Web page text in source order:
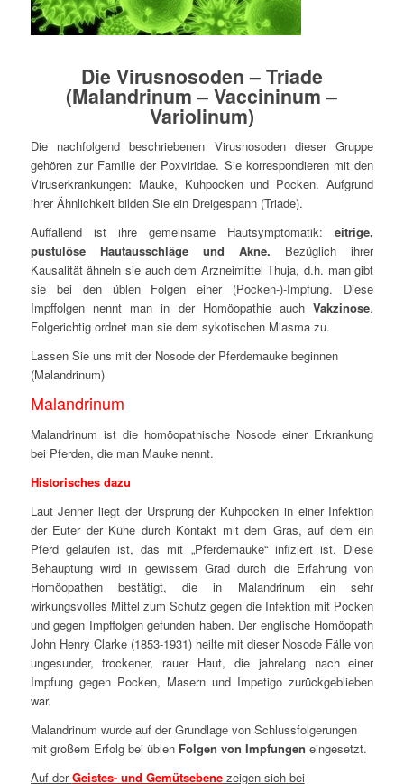
Die Virusnosoden – Triade
(Malandrinum – Vaccininum –
Variolinum)
Die nachfolgend beschriebenen Virusnosoden dieser Gruppe
gehören zur Familie der Poxviridae. Sie korrespondieren mit den
Viruserkrankungen: Mauke, Kuhpocken und Pocken. Aufgrund
ihrer Ähnlichkeit bilden Sie ein Dreigespann (Triade).
Auffallend ist ihre gemeinsame Hautsymptomatik:eitrige,
pustulöse Hautausschläge und Akne. Bezüglich ihrer
Kausalität ähneln sie auch dem Arzneimittel Thuja, d.h. man gibt
sie bei den üblen Folgen einer (Pocken-)-Impfung. Diese
Impffolgen nennt man in der Homöopathie auchVakzinose.
Folgerichtig ordnet man sie dem sykotischen Miasma zu.
Lassen Sie uns mit der Nosode der Pferdemauke beginnen
(Malandrinum)
Malandrinum
Malandrinum ist die homöopathische Nosode einer Erkrankung
bei Pferden, die man Mauke nennt.
Historisches dazu
Laut Jenner liegt der Ursprung der Kuhpocken in einer Infektion
der Euter der Kühe durch Kontakt mit dem Gras, auf dem ein
Pferd gelaufen ist, das mit „Pferdemauke“ infiziert ist. Diese
Behauptung wird in gewissem Grad durch die Erfahrung von
Homöopathen bestätigt, die in Malandrinum ein sehr
wirkungsvolles Mittel zum Schutz gegen die Infektion mit Pocken
und gegen Impffolgen gefunden haben. Der englische Homöopath
John Henry Clarke (1853-1931) heilte mit dieser Nosode Fälle von
ungesunder, trockener, rauer Haut, die jahrelang nach einer
Impfung gegen Pocken, Masern und Impetigo zurückgeblieben
war.
Malandrinum wurde auf der Grundlage von Schlussfolgerungen
mit großem Erfolg bei üblen Folgen von Impfungen eingesetzt.
Auf derGeistes- und Gemütsebenezeigen sich bei